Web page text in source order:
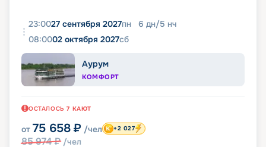
23:0027 сентября 2027пн 6 дн/5 нч
08:0002 октября 2027сб
Аурум
КОМФОРТ
ОСТАЛОСЬ 7 КАЮТ
от 75 658 ₽ /чел
85 974₽ /чел
+2 027